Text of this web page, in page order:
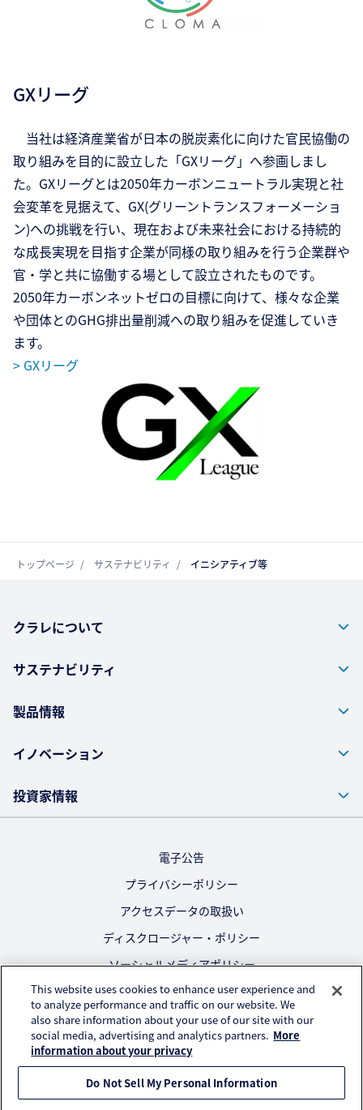
GXリーグ
当社は経済産業省が日本の脱炭素化に向けた官民協働の
取り組みを目的に設立した「GXリーグ」へ参画しまし
た。GXリーグとは2050年カーボンニュートラル実現と社
会変革を見据えて、GX(グリーントランスフォーメーショ
ン)ヘの挑戦を行い、現在および未来社会における持続的
な成長実現を目指す企業が同様の取り組みを行う企業群や
官・学と共に協働する場として設立されたものです。
2050年カーボンネットゼロの目標に向けて、様々な企業
や団体とのGHG排出量削減への取り組みを促進していき
ます。
> GXリーグ
トップページ サステナビリティ イニシアティブ等
クラレについて
サステナビリティ
製品情報
イノベーション
投資家情報
電子公告
プライバシーポリシー
アクセスデータの取扱い
ディスクロージャー・ポリシー
ソーシャルメディアポリシー
ご利用にあたって
公式SNS
© KURARAY CO., LTD. All RIGHTS RESERVED.
This website uses cookies to enhance user experience and
to analyze performance and traffic on our website. We
also share information about your use of our site with our
social media, advertising and analytics partners. More
information about your privacy
Do Not Sell My Personal Information